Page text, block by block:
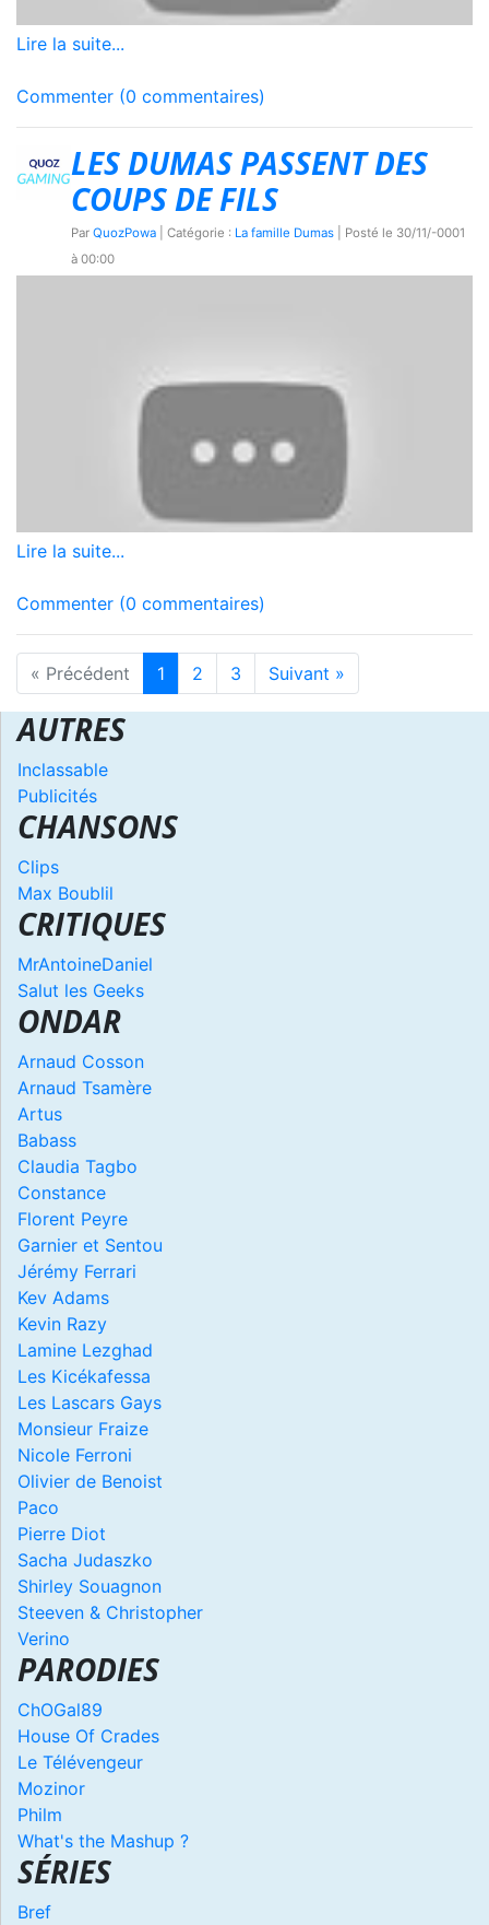
Lire la suite...
Commenter (0 commentaires)
LES DUMAS PASSENT DES
COUPS DE FILS
Par QuozPowa | Catégorie : La famille Dumas | Posté le 30/11/-0001
à 00:00
Lire la suite...
Commenter (0 commentaires)
« Précédent 1 2 3 Suivant »
AUTRES
Inclassable
Publicités
CHANSONS
Clips
Max Boublil
CRITIQUES
MrAntoineDaniel
Salut les Geeks
ONDAR
Arnaud Cosson
Arnaud Tsamère
Artus
Babass
Claudia Tagbo
Constance
Florent Peyre
Garnier et Sentou
Jérémy Ferrari
Kev Adams
Kevin Razy
Lamine Lezghad
Les Kicékafessa
Les Lascars Gays
Monsieur Fraize
Nicole Ferroni
Olivier de Benoist
Paco
Pierre Diot
Sacha Judaszko
Shirley Souagnon
Steeven & Christopher
Verino
PARODIES
ChOGal89
House Of Crades
Le Télévengeur
Mozinor
Philm
What's the Mashup ?
SÉRIES
Bref